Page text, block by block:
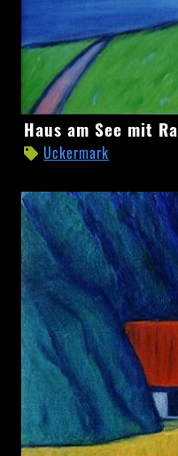
Haus
am
See
mit
Rapshügel
Haus am See mit
Uckermark